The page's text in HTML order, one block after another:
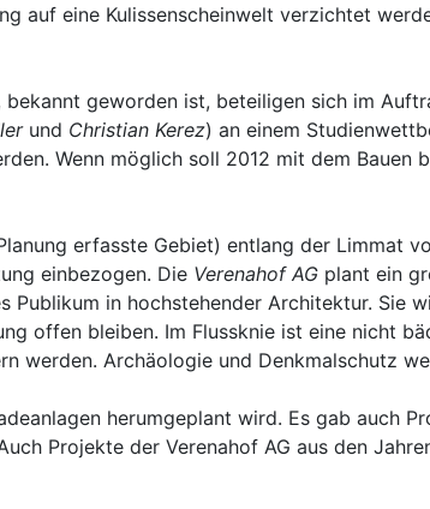
auf eine Kulissenscheinwelt verzichtet
bekannt geworden ist, beteiligen sich im
und Christian Kerez) an einem
Wenn möglich soll 2012 mit dem
erfasste Gebiet) entlang der Limmat
einbezogen. Die Verenahof AG plant ein
in hochstehender Architektur. Sie
offen bleiben. Im Flussknie ist eine nicht
werden. Archäologie und Denkmalschutz
herumgeplant wird. Es gab auch
Projekte der Verenahof AG aus den